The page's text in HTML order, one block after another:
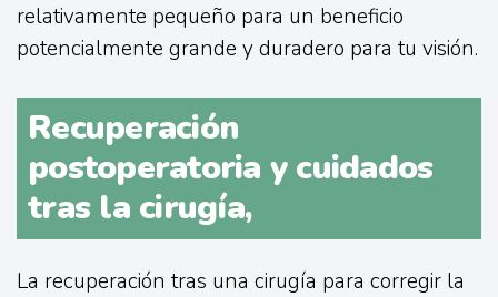
relativamente pequeño para un beneficio
potencialmente grande y duradero para tu visión.
Recuperación
postoperatoria y cuidados
tras la cirugía,
La recuperación tras una cirugía para corregir la